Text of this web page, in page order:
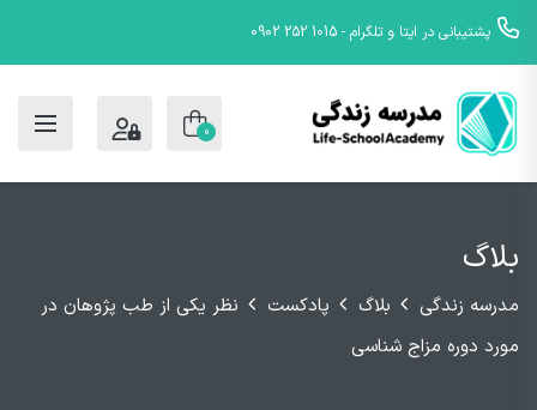
پشتیبانی در ایتا و تلگرام - 1015 252 0902
0
بلاگ
مدرسه زندگی بلاگ پادکست
نظر یکی از طب پژوهان در
مورد دوره مزاج شناسی